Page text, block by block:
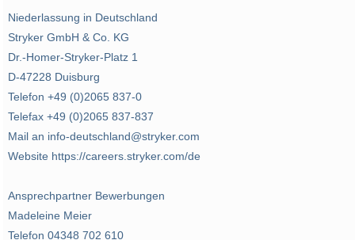
Niederlassung in Deutschland
Stryker GmbH & Co. KG
Dr.-Homer-Stryker-Platz 1
D-47228 Duisburg
Telefon +49 (0)2065 837-0
Telefax +49 (0)2065 837-837
Mail an info-deutschland@stryker.com
Website https://careers.stryker.com/de
Ansprechpartner Bewerbungen
Madeleine Meier
Telefon 04348 702 610